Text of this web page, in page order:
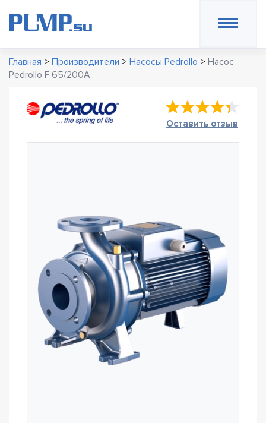
Главная > Производители > Насосы Pedrollo > Насос
Pedrollo F 65/200A
Оставить отзыв